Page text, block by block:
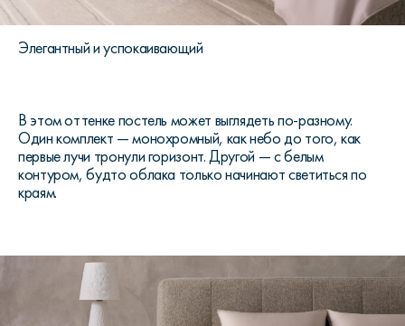
Элегантный и успокаивающий
В этом оттенке постель может выглядеть по-разному.
Один комплект — монохромный, как небо до того, как
первые лучи тронули горизонт. Другой — с белым
контуром, будто облака только начинают светиться по
краям.